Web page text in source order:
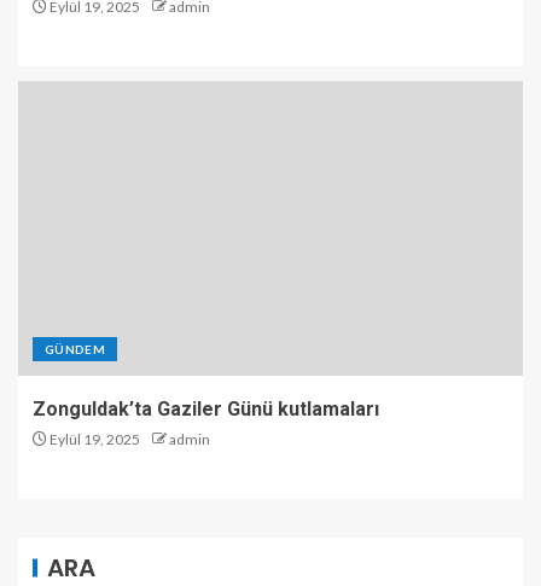
Eylül 19, 2025 admin
GÜNDEM
Zonguldak’ta Gaziler Günü kutlamaları
Eylül 19, 2025 admin
ARA